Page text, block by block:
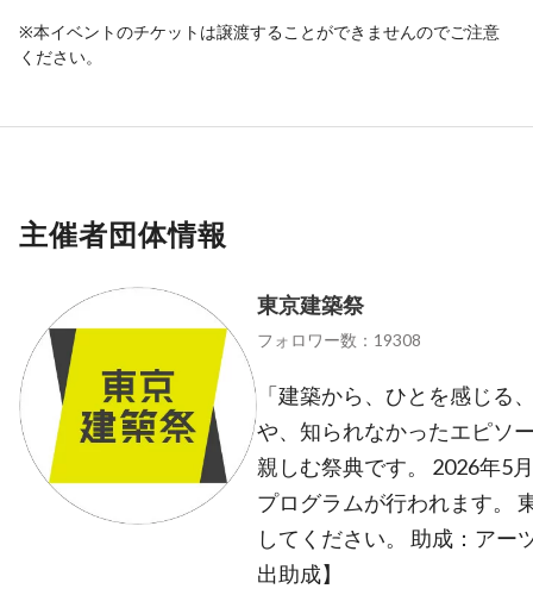
※本イベントのチケットは譲渡することができませんのでご注意
ください。
主催者団体情報
東京建築祭
フォロワー数：19308
「建築から、ひとを感じる
や、知られなかったエピソ
親しむ祭典です。 2026年5
プログラムが行われます。
してください。 助成：アー
出助成】